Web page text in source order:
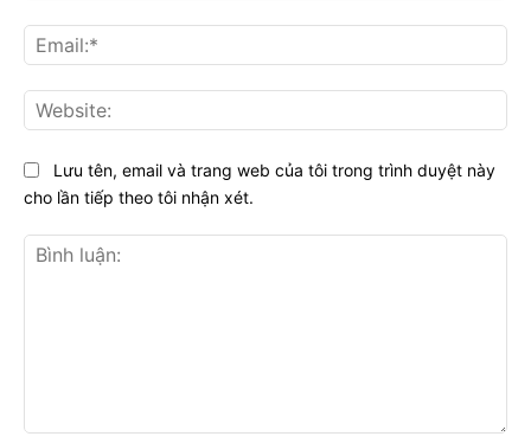
Lưu tên, email và trang web của tôi trong trình duyệt này
cho lần tiếp theo tôi nhận xét.